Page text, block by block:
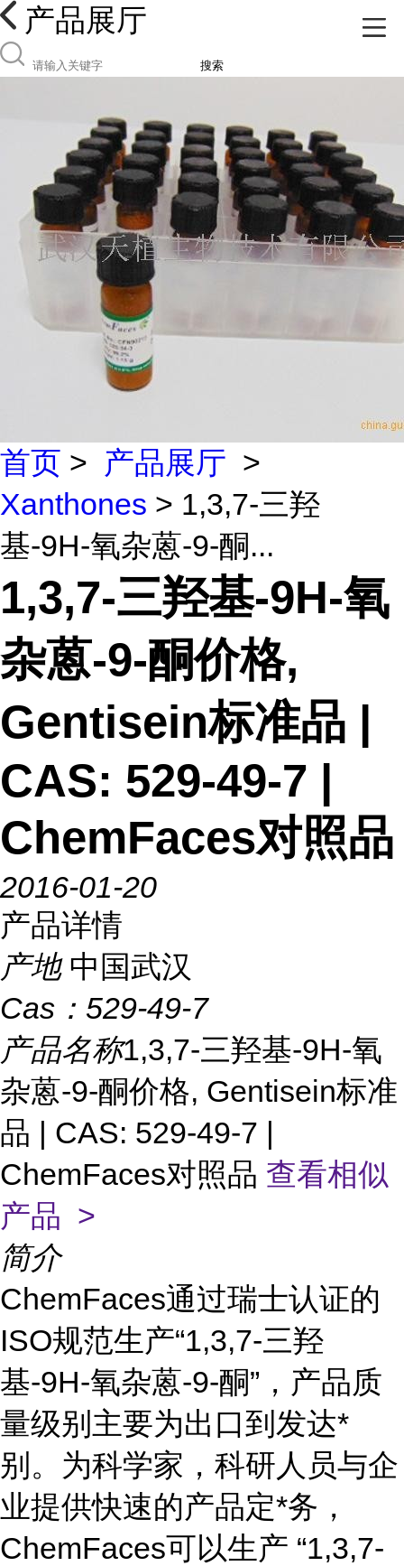
产品展厅
搜索
首页 > 产品展厅 >
Xanthones > 1,3,7-三羟
基-9H-氧杂蒽-9-酮...
1,3,7-三羟基-9H-氧
杂蒽-9-酮价格,
Gentisein标准品 |
CAS: 529-49-7 |
ChemFaces对照品
2016-01-20
产品详情
产地 中国武汉
Cas： 529-49-7
产品名称1,3,7-三羟基-9H-氧
杂蒽-9-酮价格, Gentisein标准
品 | CAS: 529-49-7 |
ChemFaces对照品 查看相似
产品 >
简介
ChemFaces通过瑞士认证的
ISO规范生产“1,3,7-三羟
基-9H-氧杂蒽-9-酮”，产品质
量级别主要为出口到发达*
别。为科学家，科研人员与企
业提供快速的产品定*务，
ChemFaces可以生产 “1,3,7-